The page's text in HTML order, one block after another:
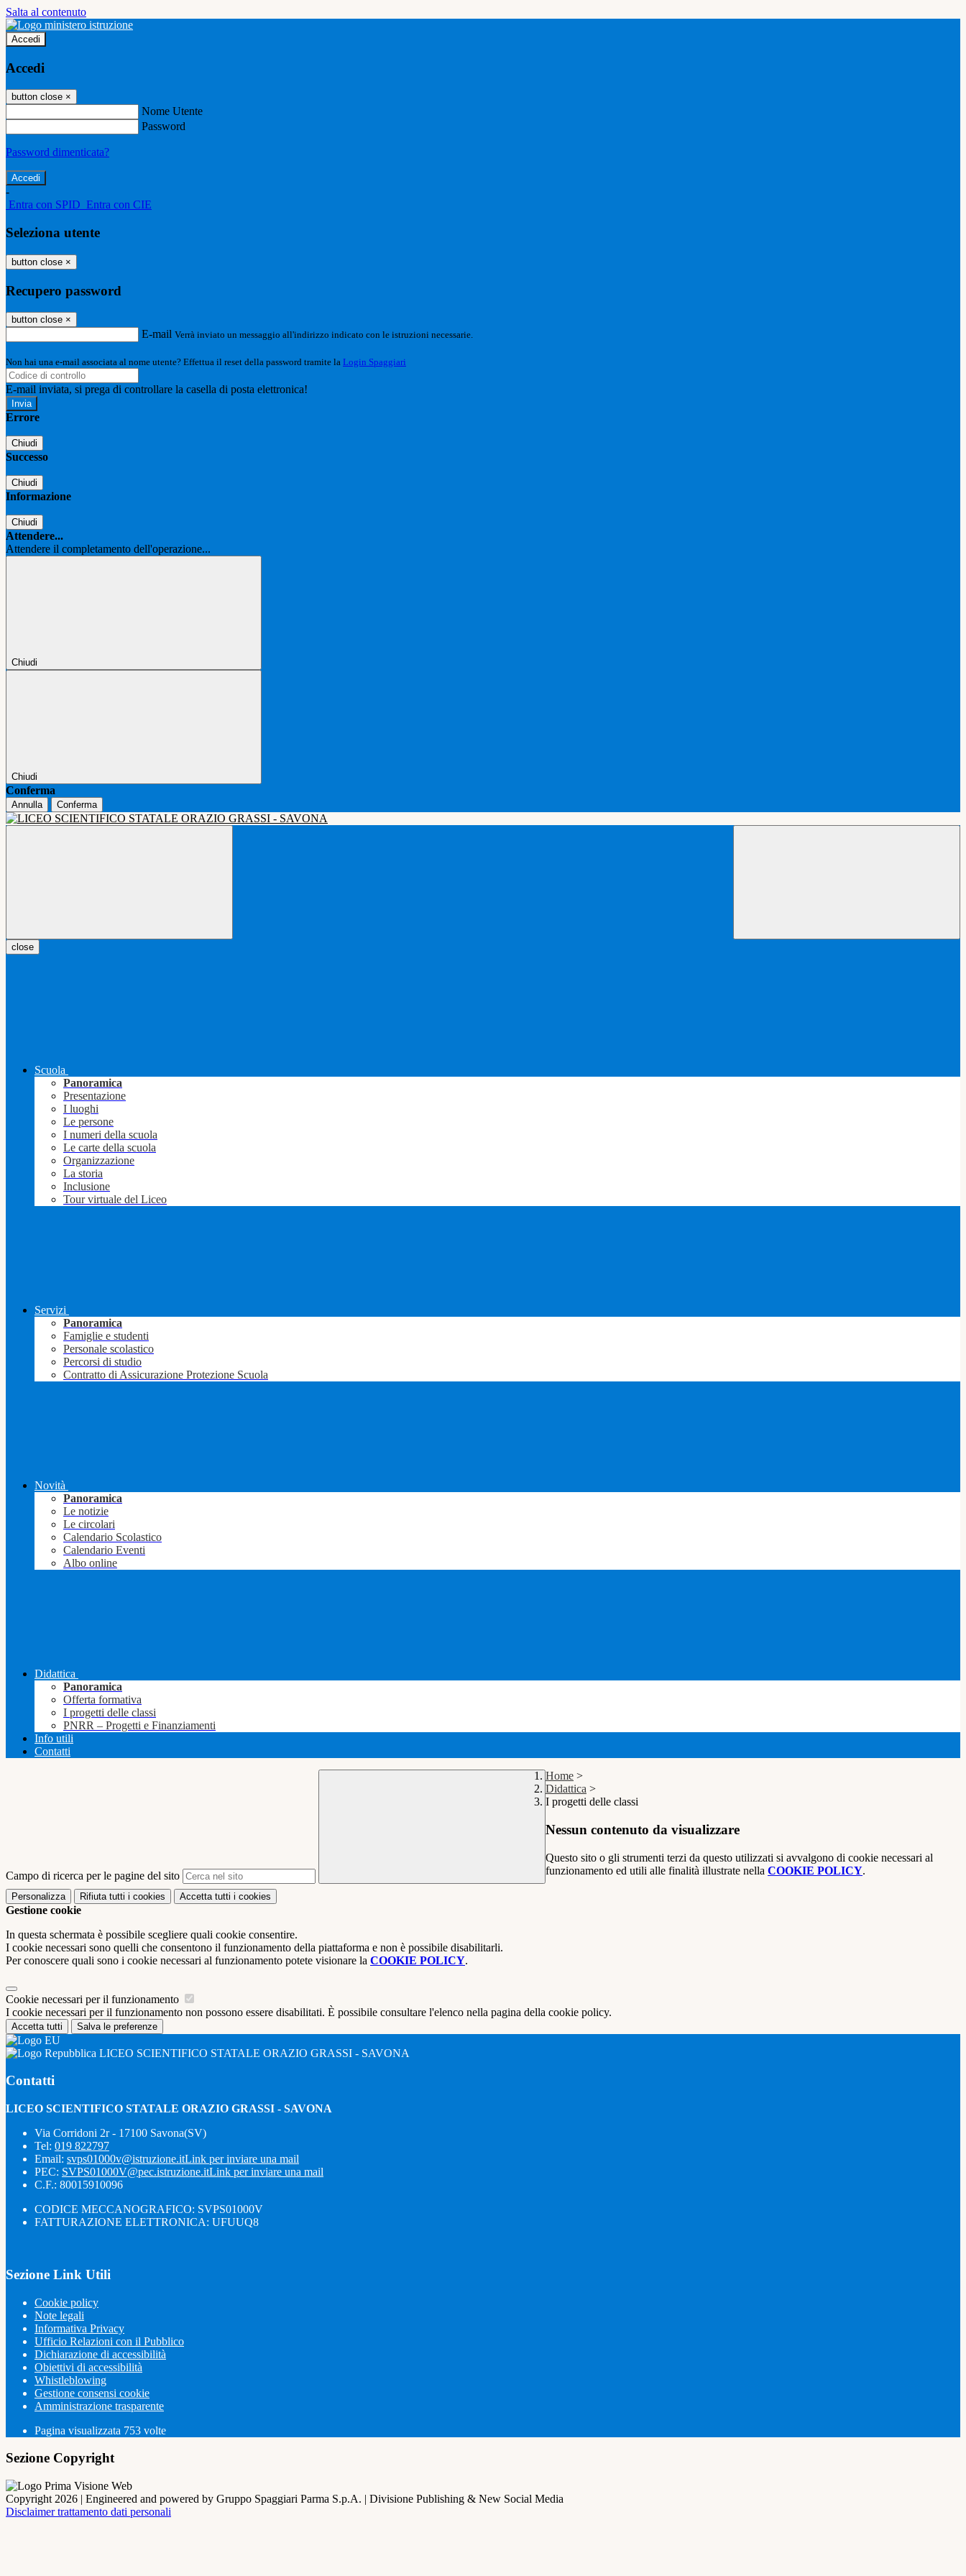
Salta al contenuto
Accedi
Accedi
button close ×
Nome Utente
Password
Password dimenticata?
-
Entra con SPID Entra con CIE
Seleziona utente
button close ×
Recupero password
button close ×
E-mail Verrà inviato un messaggio all'indirizzo indicato con le istruzioni necessarie.
Non hai una e-mail associata al nome utente? Effettua il reset della password tramite la Login Spaggiari
E-mail inviata, si prega di controllare la casella di posta elettronica!
Errore
Chiudi
Successo
Chiudi
Informazione
Chiudi
Attendere...
Attendere il completamento dell'operazione...
Chiudi
Chiudi
Conferma
Annulla Conferma
close
Scuola
Panoramica
Presentazione
I luoghi
Le persone
I numeri della scuola
Le carte della scuola
Organizzazione
La storia
Inclusione
Tour virtuale del Liceo
Servizi
Panoramica
Famiglie e studenti
Personale scolastico
Percorsi di studio
Contratto di Assicurazione Protezione Scuola
Novità
Panoramica
Le notizie
Le circolari
Calendario Scolastico
Calendario Eventi
Albo online
Didattica
Panoramica
Offerta formativa
I progetti delle classi
PNRR – Progetti e Finanziamenti
Info utili
Contatti
Campo di ricerca per le pagine del sito
Home >
Didattica >
I progetti delle classi
Nessun contenuto da visualizzare
Questo sito o gli strumenti terzi da questo utilizzati si avvalgono di cookie necessari al
funzionamento ed utili alle finalità illustrate nella COOKIE POLICY.
Personalizza Rifiuta tutti i cookies Accetta tutti i cookies
Gestione cookie
In questa schermata è possibile scegliere quali cookie consentire.
I cookie necessari sono quelli che consentono il funzionamento della piattaforma e non è possibile disabilitarli.
Per conoscere quali sono i cookie necessari al funzionamento potete visionare la COOKIE POLICY.
Cookie necessari per il funzionamento
I cookie necessari per il funzionamento non possono essere disabilitati. È possibile consultare l'elenco nella pagina della cookie policy.
Accetta tutti Salva le preferenze
LICEO SCIENTIFICO STATALE ORAZIO GRASSI - SAVONA
Contatti
LICEO SCIENTIFICO STATALE ORAZIO GRASSI - SAVONA
Via Corridoni 2r - 17100 Savona(SV)
Tel: 019 822797
Email: svps01000v@istruzione.itLink per inviare una mail
PEC: SVPS01000V@pec.istruzione.itLink per inviare una mail
C.F.: 80015910096
CODICE MECCANOGRAFICO: SVPS01000V
FATTURAZIONE ELETTRONICA: UFUUQ8
Sezione Link Utili
Cookie policy
Note legali
Informativa Privacy
Ufficio Relazioni con il Pubblico
Dichiarazione di accessibilità
Obiettivi di accessibilità
Whistleblowing
Gestione consensi cookie
Amministrazione trasparente
Pagina visualizzata 753 volte
Sezione Copyright
Copyright 2026 | Engineered and powered by Gruppo Spaggiari Parma S.p.A. | Divisione Publishing & New Social Media
Disclaimer trattamento dati personali